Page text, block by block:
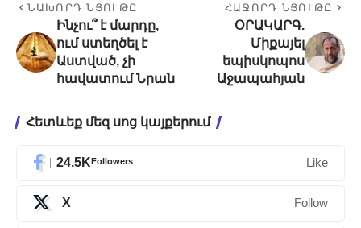
ՆԱԽՈՐԴ ՆՅՈՒԹԸ
Ինչու՞ է մարդը,
ում ստեղծել է
Աստված, չի
հավատում Նրան
ՀԱՋՈՐԴ ՆՅՈՒԹԸ
ՕՐԱԿԱՐԳ.
Միքայել
եպիսկոպոս
Աջապահյան
Հետևեք մեզ սոց կայքերում
24.5KFollowers Like
X Follow